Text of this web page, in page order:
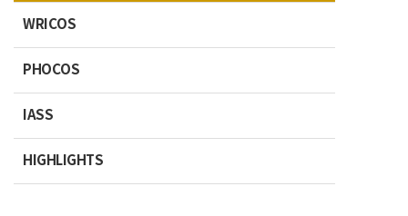
WRICOS
PHOCOS
IASS
HIGHLIGHTS